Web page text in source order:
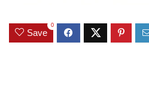
Save
0